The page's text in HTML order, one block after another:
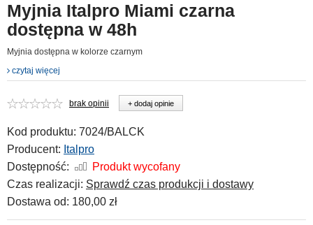
Myjnia Italpro Miami czarna
dostępna w 48h
Myjnia dostępna w kolorze czarnym
czytaj więcej
brak opinii + dodaj opinie
Kod produktu: 7024/BALCK
Producent: Italpro
Dostępność:
Produkt wycofany
Czas realizacji: Sprawdź czas produkcji i dostawy
Dostawa od: 180,00 zł